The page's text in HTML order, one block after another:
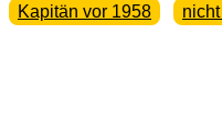
Kapitän vor 1958